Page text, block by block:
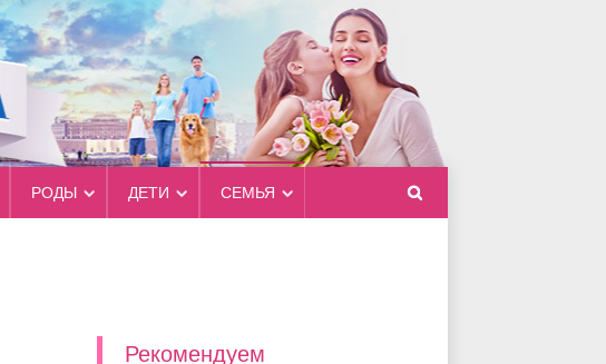
РОДЫ ДЕТИ СЕМЬЯ
Рекомендуем